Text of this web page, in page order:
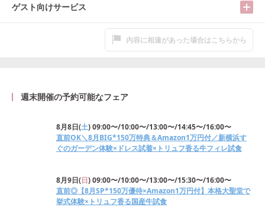
ゲスト向けサービス
内容に相違があった場合はこちらから
週末開催の予約可能なフェア
8月8日(土)09:00〜/10:00〜/13:00〜/14:45〜/16:00〜
直前OK＼8月BIG*150万特典＆Amazon1万円付／新横浜す
ぐのガーデン体験×ドレス試着×トリュフ香る牛フィレ試食
8月9日(日)09:00〜/10:00〜/13:00〜/15:30〜/16:00〜
直前◎【8月SP*150万優待×Amazon1万円付】本格大聖堂で
挙式体験×トリュフ香る国産牛試食